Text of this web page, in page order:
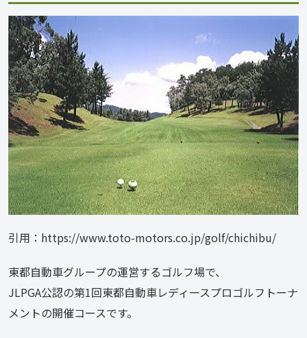
引用：https://www.toto-motors.co.jp/golf/chichibu/
東都自動車グループの運営するゴルフ場で、
JLPGA公認の第1回東都自動車レディースプロゴルフトーナ
メントの開催コースです。